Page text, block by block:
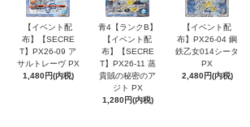
【イベント配
布】【SECRE
T】PX26-09 ア
サルトレーヴ PX
1,480円(内税)
青4【ランクB】
【イベント配
布】【SECRE
T】PX26-11 蒸
貴賊の秘密のア
ジト PX
1,280円(内税)
【イベント配
布】PX26-04 鋼
鉄乙女014シータ
PX
2,480円(内税)